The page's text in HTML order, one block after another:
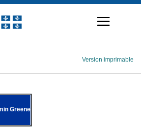
Version imprimable
Greene